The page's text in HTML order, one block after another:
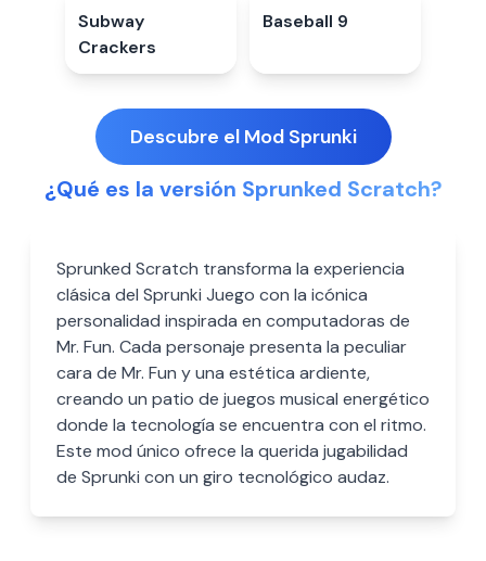
Subway
Crackers
Baseball 9
Descubre el Mod Sprunki
¿Qué es la versión Sprunked Scratch?
Sprunked Scratch transforma la experiencia
clásica del Sprunki Juego con la icónica
personalidad inspirada en computadoras de
Mr. Fun. Cada personaje presenta la peculiar
cara de Mr. Fun y una estética ardiente,
creando un patio de juegos musical energético
donde la tecnología se encuentra con el ritmo.
Este mod único ofrece la querida jugabilidad
de Sprunki con un giro tecnológico audaz.